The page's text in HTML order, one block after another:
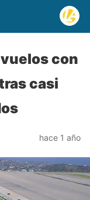
con
casi
hace 1 año